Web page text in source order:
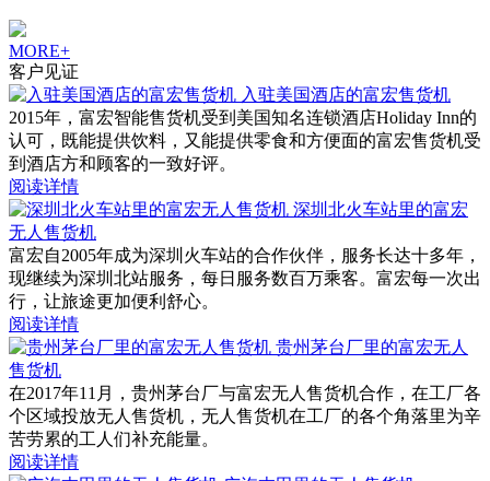
MORE+
客户见证
入驻美国酒店的富宏售货机
2015年，富宏智能售货机受到美国知名连锁酒店Holiday Inn的
认可，既能提供饮料，又能提供零食和方便面的富宏售货机受
到酒店方和顾客的一致好评。
阅读详情
深圳北火车站里的富宏
无人售货机
富宏自2005年成为深圳火车站的合作伙伴，服务长达十多年，
现继续为深圳北站服务，每日服务数百万乘客。富宏每一次出
行，让旅途更加便利舒心。
阅读详情
贵州茅台厂里的富宏无人
售货机
在2017年11月，贵州茅台厂与富宏无人售货机合作，在工厂各
个区域投放无人售货机，无人售货机在工厂的各个角落里为辛
苦劳累的工人们补充能量。
阅读详情